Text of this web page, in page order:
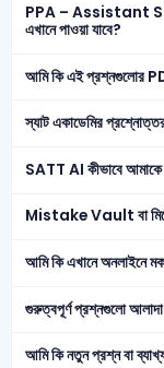
PPA – Assistant
এখানে পাওয়া যাবে?
আমি কি এই প্রশ্নগুলোর
স্যাট একাডেমির
SATT AI কীভাবে আমাকে
Mistake Vault বা
আমি কি এখানে অনলাইনে
গুরুত্বপূর্ণ প্রশ্নগুলো
আমি কি নতুন প্রশ্ন বা